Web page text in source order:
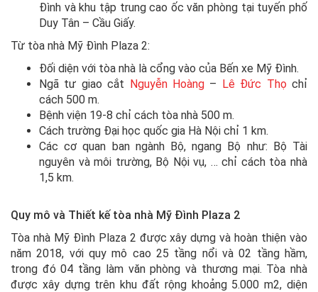
Đình và khu tập trung cao ốc văn phòng tại tuyến phố
Duy Tân – Cầu Giấy.
Từ tòa nhà Mỹ Đình Plaza 2:
Đối diện với tòa nhà là cổng vào của Bến xe Mỹ Đình.
Ngã tư giao cắt Nguyễn Hoàng – Lê Đức Thọ chỉ
cách 500 m.
Bệnh viện 19-8 chỉ cách tòa nhà 500 m.
Cách trường Đại học quốc gia Hà Nội chỉ 1 km.
Các cơ quan ban ngành Bộ, ngang Bộ như: Bộ Tài
nguyên và môi trường, Bộ Nội vụ, … chỉ cách tòa nhà
1,5 km.
Quy mô và Thiết kế tòa nhà Mỹ Đình Plaza 2
Tòa nhà Mỹ Đình Plaza 2 được xây dựng và hoàn thiện vào
năm 2018, với quy mô cao 25 tầng nổi và 02 tầng hầm,
trong đó 04 tầng làm văn phòng và thương mại. Tòa nhà
được xây dựng trên khu đất rộng khoảng 5.000 m2, diện